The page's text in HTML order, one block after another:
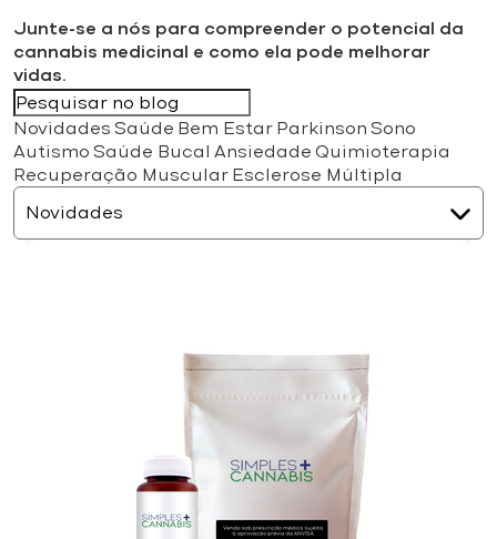
Junte-se a nós para compreender o potencial da
cannabis medicinal e como ela pode melhorar
vidas.
Novidades Saúde Bem Estar Parkinson Sono
Autismo Saúde Bucal Ansiedade Quimioterapia
Recuperação Muscular Esclerose Múltipla